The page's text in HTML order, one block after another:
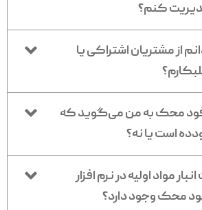
کنم؟
از مشتریان اشتراکی یا
فود محک به من می‌گوید که
است یا نه؟
مواد اولیه در نرم افزار
محک وجود دارد؟